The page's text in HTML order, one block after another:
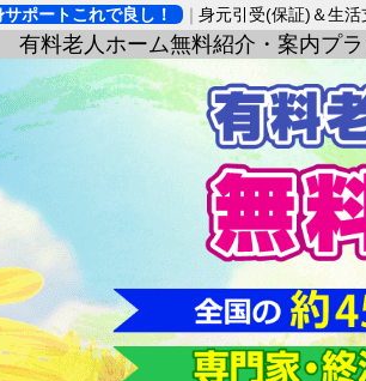
サポートこれで良し！ 身元引受(保証)＆生活
有料老人ホーム無料紹介・案内プ